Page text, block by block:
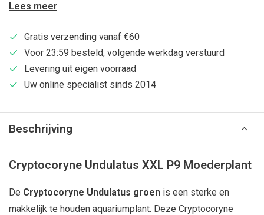
Lees meer
Gratis verzending vanaf €60
Voor 23:59 besteld, volgende werkdag verstuurd
Levering uit eigen voorraad
Uw online specialist sinds 2014
Beschrijving
Cryptocoryne Undulatus XXL P9 Moederplant
De Cryptocoryne Undulatus groen is een sterke en
makkelijk te houden aquariumplant. Deze Cryptocoryne